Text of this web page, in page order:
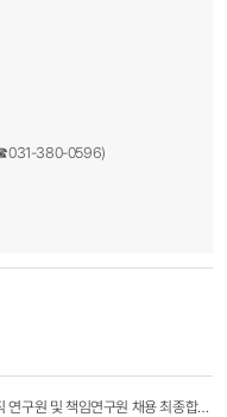
380-0596)​
글로벌개발협력센터 위촉직 연구원 및 책임연구원 채용 최종합격자 공고